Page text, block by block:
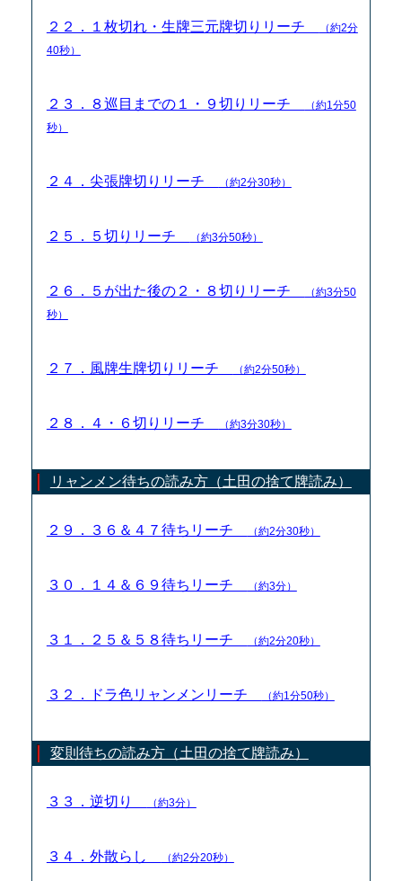
２２．１枚切れ・生牌三元牌切りリーチ
（約2分
40秒）
２３．８巡目までの１・９切りリーチ
（約1分50
秒）
２４．尖張牌切りリーチ （約2分30秒）
２５．５切りリーチ （約3分50秒）
２６．５が出た後の２・８切りリーチ
（約3分50
秒）
２７．風牌生牌切りリーチ （約2分50秒）
２８．４・６切りリーチ （約3分30秒）
リャンメン待ちの読み方（土田の捨て牌読み）
２９．３６＆４７待ちリーチ （約2分30秒）
３０．１４＆６９待ちリーチ （約3分）
３１．２５＆５８待ちリーチ （約2分20秒）
３２．ドラ色リャンメンリーチ （約1分50秒）
変則待ちの読み方（土田の捨て牌読み）
３３．逆切り （約3分）
３４．外散らし （約2分20秒）